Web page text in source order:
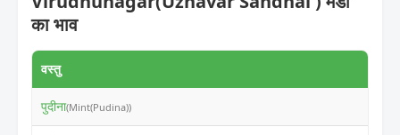
का भाव
वस्तु
पुदीना(Mint(Pudina))